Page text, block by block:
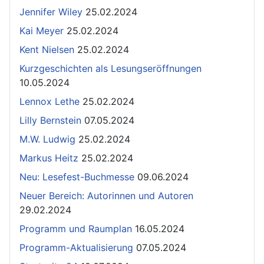
Jennifer Wiley 25.02.2024
Kai Meyer 25.02.2024
Kent Nielsen 25.02.2024
Kurzgeschichten als Lesungseröffnungen
10.05.2024
Lennox Lethe 25.02.2024
Lilly Bernstein 07.05.2024
M.W. Ludwig 25.02.2024
Markus Heitz 25.02.2024
Neu: Lesefest-Buchmesse 09.06.2024
Neuer Bereich: Autorinnen und Autoren
29.02.2024
Programm und Raumplan 16.05.2024
Programm-Aktualisierung 07.05.2024